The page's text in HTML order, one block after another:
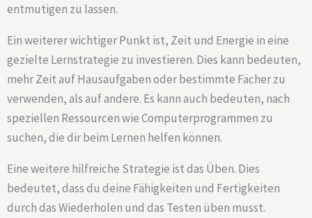
entmutigen zu lassen.
Ein weiterer wichtiger Punkt ist, Zeit und Energie in eine
gezielte Lernstrategie zu investieren. Dies kann bedeuten,
mehr Zeit auf Hausaufgaben oder bestimmte Fächer zu
verwenden, als auf andere. Es kann auch bedeuten, nach
speziellen Ressourcen wie Computerprogrammen zu
suchen, die dir beim Lernen helfen können.
Eine weitere hilfreiche Strategie ist das Üben. Dies
bedeutet, dass du deine Fähigkeiten und Fertigkeiten
durch das Wiederholen und das Testen üben musst.